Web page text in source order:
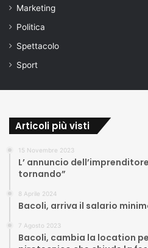
Marketing
Politica
Spettacolo
Sport
Articoli più visti
15 Novembre 2023
L’ annuncio
tornando”
8 Aprile 2024
Bacoli, arriva il salario
7 Agosto 2023
Bacoli, cambia la location